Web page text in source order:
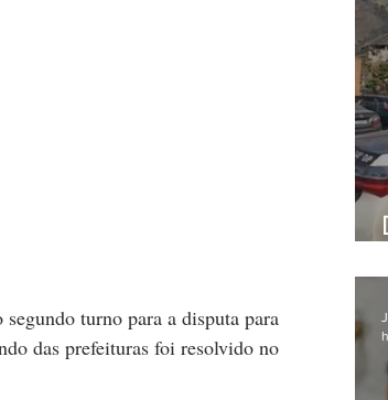
turno para a disputa para
das prefeituras foi resolvido no